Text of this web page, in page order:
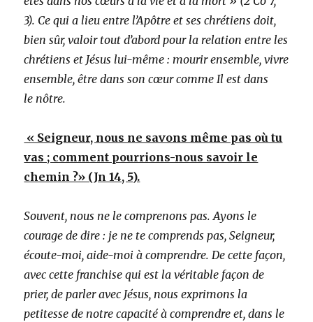
3). Ce qui a lieu entre l’Apôtre et ses chrétiens doit,
bien sûr, valoir tout d’abord pour la relation entre les
chrétiens et Jésus lui-même : mourir ensemble, vivre
ensemble, être dans son cœur comme Il est dans
le nôtre.
« Seigneur, nous ne savons même pas où tu
vas ; comment pourrions-nous savoir le
chemin ?» (Jn 14, 5).
Souvent, nous ne le comprenons pas. Ayons le
courage de dire : je ne te comprends pas, Seigneur,
écoute-moi, aide-moi à comprendre. De cette façon,
avec cette franchise qui est la véritable façon de
prier, de parler avec Jésus, nous exprimons la
petitesse de notre capacité à comprendre et, dans le